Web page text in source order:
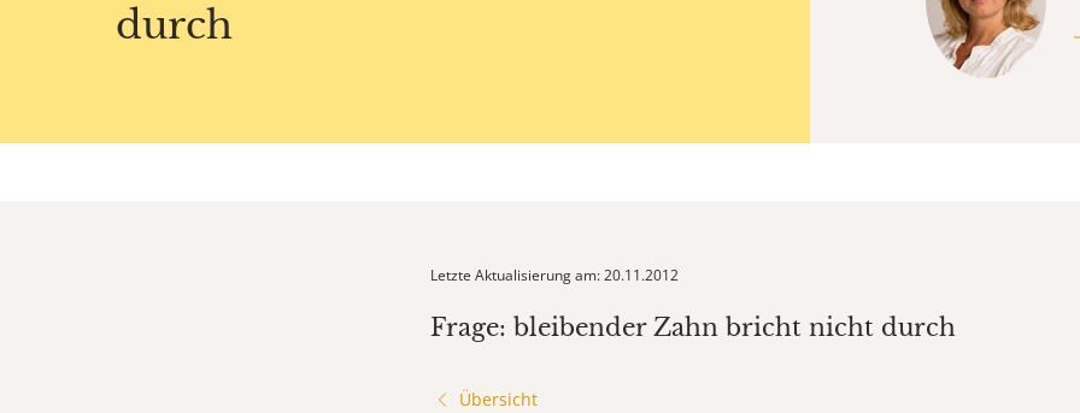
durch
Letzte Aktualisierung am: 20.11.2012
Frage: bleibender Zahn bricht nicht durch
Übersicht